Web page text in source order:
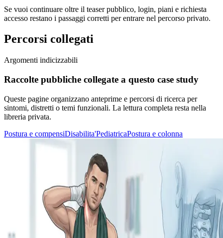
Se vuoi continuare oltre il teaser pubblico, login, piani e richiesta
accesso restano i passaggi corretti per entrare nel percorso privato.
Percorsi collegati
Argomenti indicizzabili
Raccolte pubbliche collegate a questo case study
Queste pagine organizzano anteprime e percorsi di ricerca per
sintomi, distretti o temi funzionali. La lettura completa resta nella
libreria privata.
Postura e compensiDisabilita'PediatricaPostura e colonna